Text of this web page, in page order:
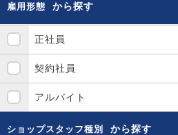
雇用形態 から探す
正社員
契約社員
アルバイト
ショップスタッフ種別 から探す